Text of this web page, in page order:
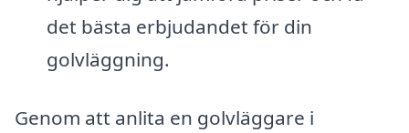
det bästa erbjudandet för din
golvläggning.
Genom att anlita en golvläggare i